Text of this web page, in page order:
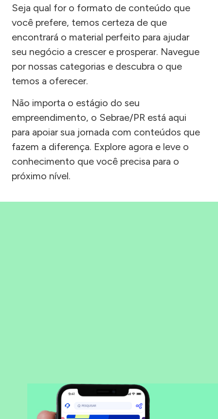
Seja qual for o formato de conteúdo que
você prefere, temos certeza de que
encontrará o material perfeito para ajudar
seu negócio a crescer e prosperar. Navegue
por nossas categorias e descubra o que
temos a oferecer.
Não importa o estágio do seu
empreendimento, o Sebrae/PR está aqui
para apoiar sua jornada com conteúdos que
fazem a diferença. Explore agora e leve o
conhecimento que você precisa para o
próximo nível.